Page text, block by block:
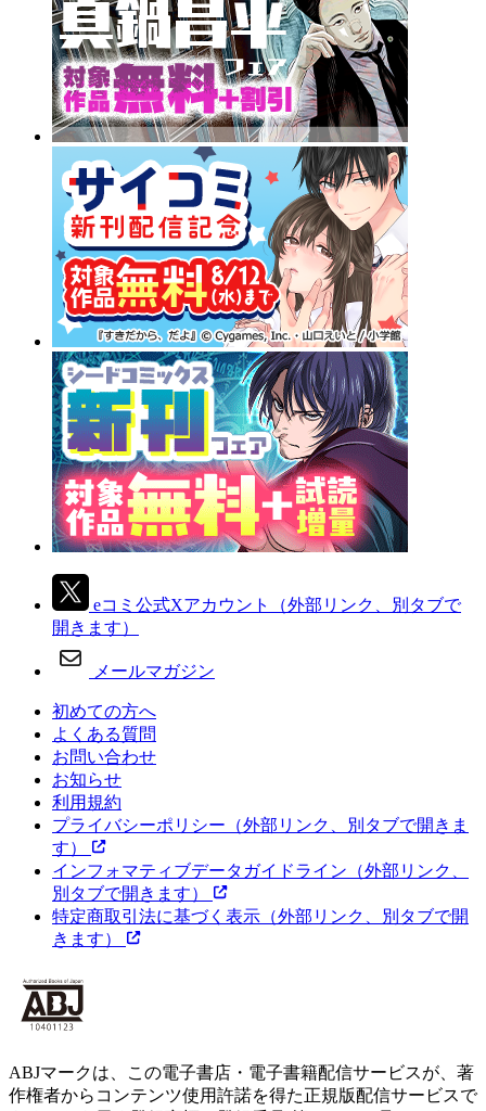
eコミ公式Xアカウント
（外部リンク、別タブで
開きます）
メールマガジン
初めての方へ
よくある質問
お問い合わせ
お知らせ
利用規約
プライバシーポリシー （外部リンク、別タブで開きま
す）
インフォマティブデータガイドライン （外部リンク、
別タブで開きます）
特定商取引法に基づく表示 （外部リンク、別タブで開
きます）
ABJマークは、この電子書店・電子書籍配信サービスが、著
作権者からコンテンツ使用許諾を得た正規版配信サービスで